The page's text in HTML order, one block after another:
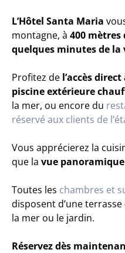
L’Hôtel Santa Maria
montagne, à 400
quelques minutes de la
Profitez de l’accès
piscine extérieure
la mer, ou encore du
réservé aux clients de
Vous apprécierez la
que la vue
Toutes les chambres et
disposent d’une
la mer ou le jardin.
Réservez dès